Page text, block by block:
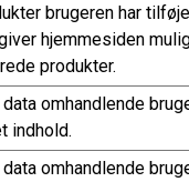
brugeren har
hjemmesiden
produkter.
omhandlende
indhold.
omhandlende